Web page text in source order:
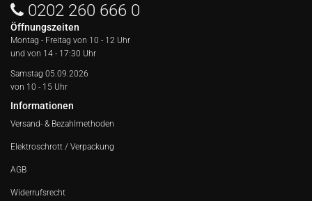
0202 260 666 0
Öffnungszeiten
Montag - Freitag von 10 - 12 Uhr
und von 14 - 17:30 Uhr
Samstag 05.09.2026
von 10 - 15 Uhr
Informationen
Versand- & Bezahlmethoden
Elektroschrott / Verpackung
AGB
Widerrufsrecht